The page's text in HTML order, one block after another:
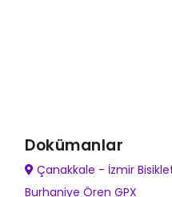
Dokümanlar
Çanakkale - İzmir
Burhaniye Ören GPX